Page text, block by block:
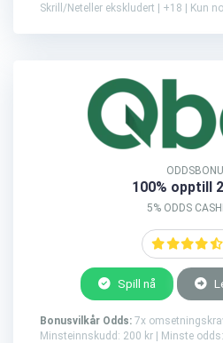
Skrill/Neteller ekskludert | +18 | Kun
100% opptill
5% ODDS
Spill nå
Bonusvilkår Odds: 7x
Minsteinnskudd: 200 kr | Minste